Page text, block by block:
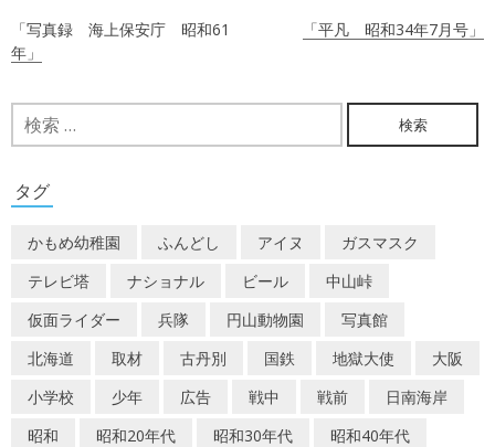
稿
ビ
ー
シ
ョ
ン
「写真録 海上保安庁 昭和61
年」
「平凡 昭和34年7月号」
検
索:
タグ
かもめ幼稚園 ふんどし アイヌ
ガスマスク
テレビ塔
ナショナル ビール
中山峠
仮面ライダー
兵隊 円山動物園
写真館
北海道
取材 古丹別 国鉄 地獄大使
大阪
小学校
少年 広告 戦中 戦前
日南海岸
昭和
昭和20年代 昭和30年代
昭和40年代